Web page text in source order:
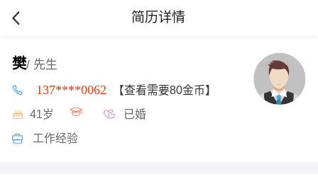
简历详情
樊/ 先生
137****0062 【查看需要80金币】
41岁 已婚
工作经验